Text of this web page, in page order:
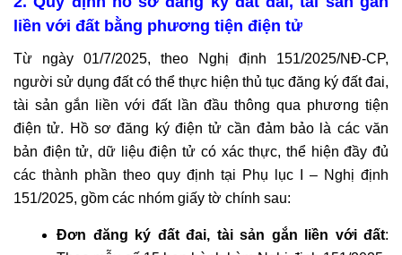
liền với đất bằng phương tiện điện tử
Từ ngày 01/7/2025, theo Nghị định 151/2025/NĐ-CP,
người sử dụng đất có thể thực hiện thủ tục đăng ký đất đai,
tài sản gắn liền với đất lần đầu thông qua phương tiện
điện tử. Hồ sơ đăng ký điện tử cần đảm bảo là các văn
bản điện tử, dữ liệu điện tử có xác thực, thể hiện đầy đủ
các thành phần theo quy định tại Phụ lục I – Nghị định
151/2025, gồm các nhóm giấy tờ chính sau:
Đơn đăng ký đất đai, tài sản gắn liền với đất: